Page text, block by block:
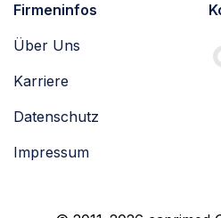
Firmeninfos
Über Uns
Karriere
Datenschutz
Impressum